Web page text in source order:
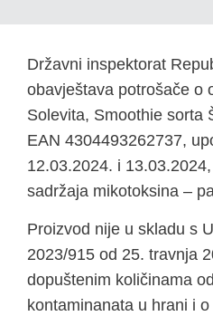
Državni inspektorat
obavještava potrošače o
Solevita, Smoothie sorta
EAN 4304493262737,
12.03.2024. i
sadržaja mikotoksina –
Proizvod nije u skladu s
2023/915 od 25. travnja
dopuštenim količinama
kontaminanata u hrani i